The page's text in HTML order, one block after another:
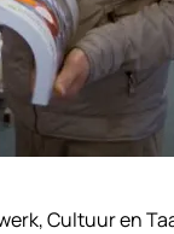
Cultuur en